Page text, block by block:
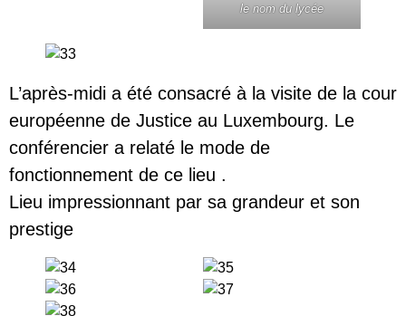
le nom du lycée
L’après-midi a été consacré à la visite de la cour
européenne de Justice au Luxembourg. Le
conférencier a relaté le mode de
fonctionnement de ce lieu .
Lieu impressionnant par sa grandeur et son
prestige